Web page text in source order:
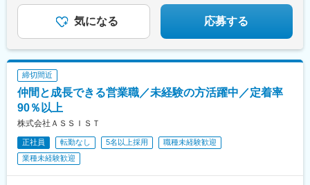
駅、大神宮下駅、名鉄岐阜駅、新静岡駅、八幡駅(静岡県)、米野
駅、名古屋駅、広貫堂前駅、京阪膳所駅、大宮駅(京都府)、東梅田
駅、大小路駅、元町駅(兵庫県)、山陽姫路駅、田町駅(岡山県)、鷹
蔵前駅、立川南駅、千葉みなと駅、船橋駅、名鉄名古屋駅、近鉄
名古屋駅、西町駅、膳所本町駅、大江橋駅、三宮・花時計前駅、
手柄駅、柳川駅、日赤病院前駅、瓦町駅、祇園駅(福岡県)、旦過
駅、出島駅、河原町駅(熊本県)、甲東中学校前駅
気になる 応募する
締切間近
仲間と成長できる営業職／未経験の方活躍中／定着率
90％以上
株式会社ＡＳＳＩＳＴ
正社員 転勤なし 5名以上採用
職種未経験歓迎
業種未経験歓迎